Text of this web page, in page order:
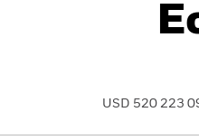
USD 520 223